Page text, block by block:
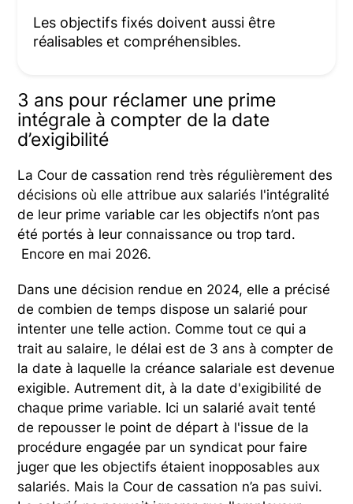
Les objectifs fixés doivent aussi être
réalisables et compréhensibles.
3 ans pour réclamer une prime
intégrale à compter de la date
d’exigibilité
La Cour de cassation rend très régulièrement des
décisions où elle attribue aux salariés l'intégralité
de leur prime variable car les objectifs n’ont pas
été portés à leur connaissance ou trop tard.
Encore en mai 2026.
Dans une décision rendue en 2024, elle a précisé
de combien de temps dispose un salarié pour
intenter une telle action. Comme tout ce qui a
trait au salaire, le délai est de 3 ans à compter de
la date à laquelle la créance salariale est devenue
exigible. Autrement dit, à la date d'exigibilité de
chaque prime variable. Ici un salarié avait tenté
de repousser le point de départ à l'issue de la
procédure engagée par un syndicat pour faire
juger que les objectifs étaient inopposables aux
salariés. Mais la Cour de cassation n’a pas suivi.